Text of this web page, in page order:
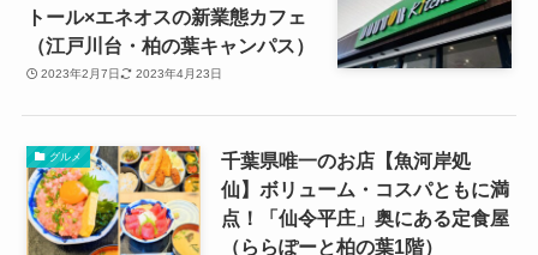
トール×エネオスの新業態カフェ
（江戸川台・柏の葉キャンパス）
2023年2月7日 2023年4月23日
グルメ
千葉県唯一のお店【魚河岸処
仙】ボリューム・コスパともに満
点！「仙令平庄」奥にある定食屋
（ららぽーと柏の葉1階）